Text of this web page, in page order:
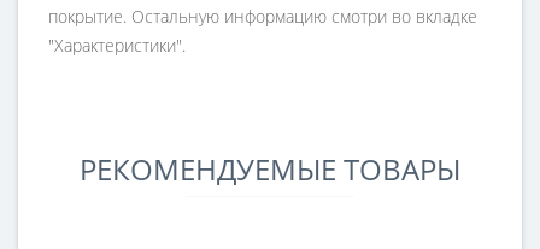
покрытие. Остальную информацию смотри во вкладке
"Характеристики".
РЕКОМЕНДУЕМЫЕ ТОВАРЫ